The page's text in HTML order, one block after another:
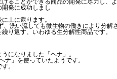
ることができる商品の開発に尽力し、よ
発に成功しまし
土に還ります。
洗い流しても微生物の働きにより分解
り返す、いわゆる生分解性商品です。
になりました「ヘナ」。
ナ」を使っていたようです。
。